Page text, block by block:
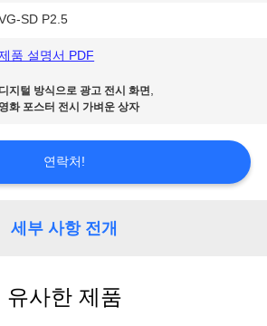
SD P2.5
품 설명서 PDF
디지털 방식으로 광고 전시 화면,
영화 포스터 전시 가벼운 상자
연락처!
세부 사항 전개
유사한 제품